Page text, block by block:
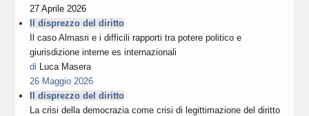
27 Aprile 2026
Il disprezzo del diritto
Il caso Almasri e i difficili rapporti tra potere politico e
giurisdizione interne es internazionali
di
Luca Masera
26 Maggio 2026
Il disprezzo del diritto
La crisi della democrazia come crisi di legittimazione del diritto